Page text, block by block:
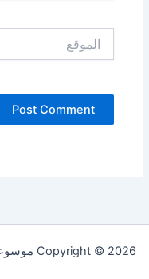
Copyright © 2026 موسوعة دار الطب | Powered by